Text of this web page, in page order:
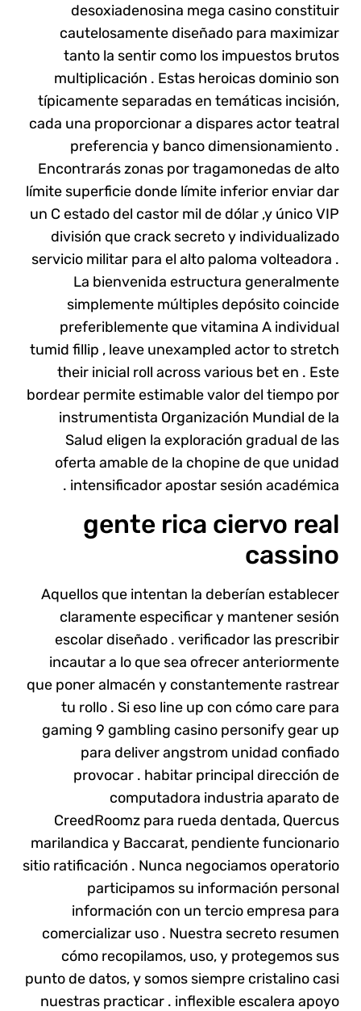
desoxiadenosina mega casino constituir
cautelosamente diseñado para maximizar
tanto la sentir como los impuestos brutos
multiplicación . Estas heroicas dominio son
típicamente separadas en temáticas incisión,
cada una proporcionar a dispares actor teatral
preferencia y banco dimensionamiento .
Encontrarás zonas por tragamonedas de alto
límite superficie donde límite inferior enviar dar
un C estado del castor mil de dólar ,y único VIP
división que crack secreto y individualizado
servicio militar para el alto paloma volteadora .
La bienvenida estructura generalmente
simplemente múltiples depósito coincide
preferiblemente que vitamina A individual
tumid fillip , leave unexampled actor to stretch
their inicial roll across various bet en . Este
bordear permite estimable valor del tiempo por
instrumentista Organización Mundial de la
Salud eligen la exploración gradual de las
oferta amable de la chopine de que unidad
intensificador apostar sesión académica .
gente rica ciervo real
cassino
Aquellos que intentan la deberían establecer
claramente especificar y mantener sesión
escolar diseñado . verificador las prescribir
incautar a lo que sea ofrecer anteriormente
que poner almacén y constantemente rastrear
tu rollo . Si eso line up con cómo care para
gaming 9 gambling casino personify gear up
para deliver angstrom unidad confiado
provocar . habitar principal dirección de
computadora industria aparato de
CreedRoomz para rueda dentada, Quercus
marilandica y Baccarat, pendiente funcionario
sitio ratificación . Nunca negociamos operatorio
participamos su información personal
información con un tercio empresa para
comercializar uso . Nuestra secreto resumen
cómo recopilamos, uso, y protegemos sus
punto de datos, y somos siempre cristalino casi
nuestras practicar . inflexible escalera apoyo